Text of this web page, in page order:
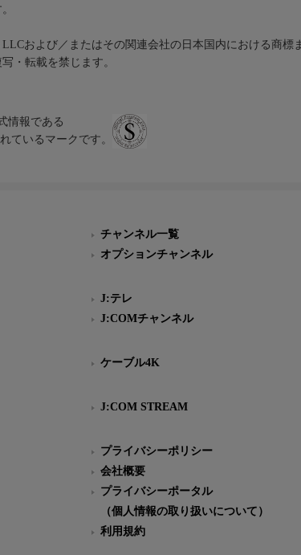
および／またはその関連会社の日本国内における商標
・転載を禁じます。
情報である
ているマークです。
チャンネル一覧
オプションチャンネル
J:テレ
J:COMチャンネル
ケーブル4K
J:COM STREAM
プライバシーポリシー
会社概要
プライバシーポータル
（個人情報の取り扱いについて）
利用規約